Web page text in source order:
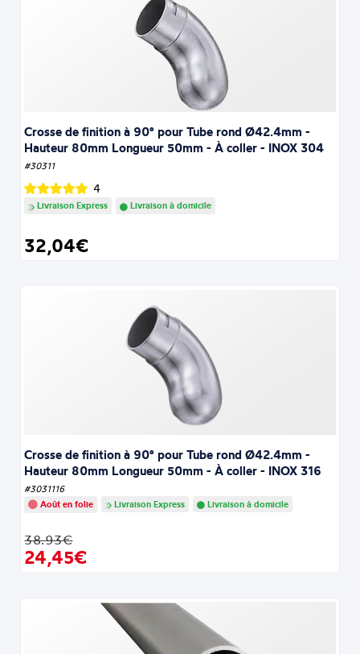
Crosse de finition à 90° pour Tube rond Ø42.4mm -
Hauteur 80mm Longueur 50mm - À coller - INOX 304
#30311
4
Livraison Express Livraison à domicile
32,04€
Crosse de finition à 90° pour Tube rond Ø42.4mm -
Hauteur 80mm Longueur 50mm - À coller - INOX 316
#3031116
Août en folie
Livraison Express Livraison à domicile
38.93€
24,45€